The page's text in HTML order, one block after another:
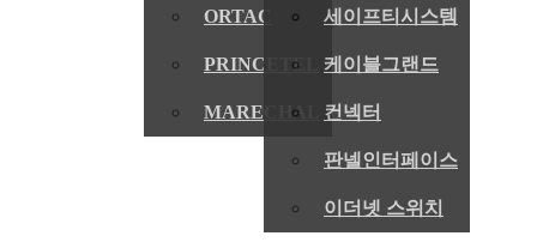
ORTAC
PRINCETEL
MARECHAL
세이프티시스템
케이블그랜드
컨넥터
판넬인터페이스
이더넷 스위치